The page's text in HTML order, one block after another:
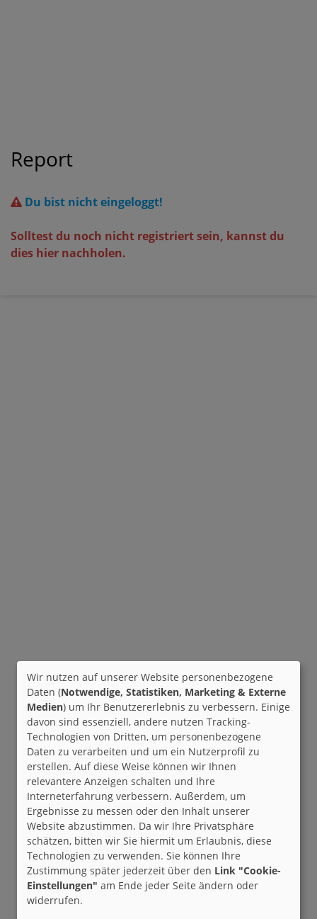
Report
Du bist nicht eingeloggt!
Solltest du noch nicht registriert sein, kannst du
dies hier nachholen.
Wir nutzen auf unserer Website personenbezogene
Daten (Notwendige, Statistiken, Marketing & Externe
Medien) um Ihr Benutzererlebnis zu verbessern. Einige
davon sind essenziell, andere nutzen Tracking-
Technologien von Dritten, um personenbezogene
Daten zu verarbeiten und um ein Nutzerprofil zu
erstellen. Auf diese Weise können wir Ihnen
relevantere Anzeigen schalten und Ihre
Interneterfahrung verbessern. Außerdem, um
Ergebnisse zu messen oder den Inhalt unserer
Website abzustimmen. Da wir Ihre Privatsphäre
schätzen, bitten wir Sie hiermit um Erlaubnis, diese
Technologien zu verwenden. Sie können Ihre
Zustimmung später jederzeit über den Link "Cookie-
Einstellungen" am Ende jeder Seite ändern oder
widerrufen.